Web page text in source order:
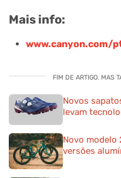
Mais info:
www.canyon.com/
FIM DE ARTIGO. MAS
Novos
levam
Novo modelo
versões